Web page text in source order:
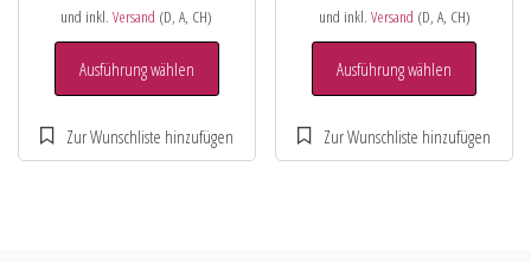
und inkl.Versand (D, A, CH)
Ausführung wählen
und inkl. Versand (D, A, CH)
Ausführung wählen